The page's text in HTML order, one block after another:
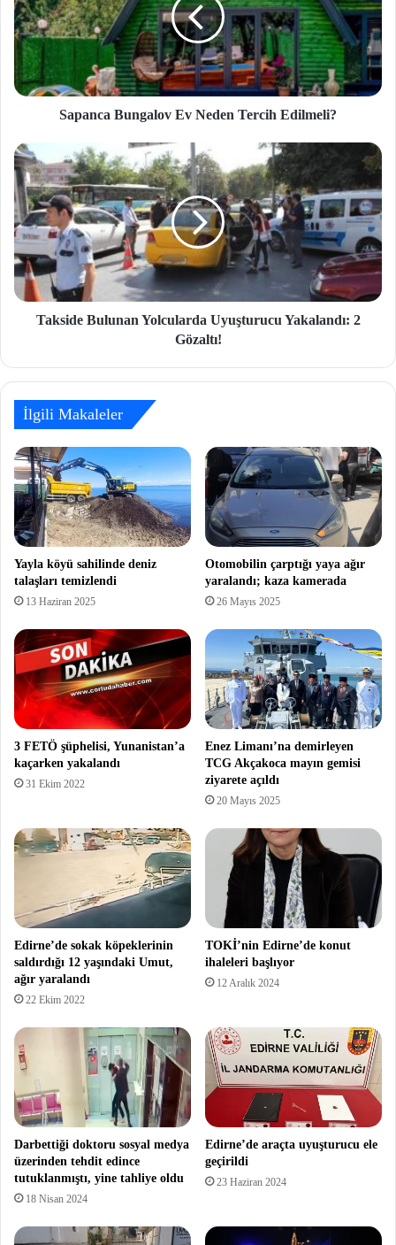
Sapanca Bungalov Ev Neden Tercih Edilmeli?
Takside Bulunan Yolcularda Uyuşturucu Yakalandı: 2
Gözaltı!
İlgili Makaleler
Yayla köyü sahilinde deniz
talaşları temizlendi
13 Haziran 2025
Otomobilin çarptığı yaya ağır
yaralandı; kaza kamerada
26 Mayıs 2025
3 FETÖ şüphelisi, Yunanistan’a
kaçarken yakalandı
31 Ekim 2022
Enez Limanı’na demirleyen
TCG Akçakoca mayın gemisi
ziyarete açıldı
20 Mayıs 2025
Edirne’de sokak köpeklerinin
saldırdığı 12 yaşındaki Umut,
ağır yaralandı
22 Ekim 2022
TOKİ’nin Edirne’de konut
ihaleleri başlıyor
12 Aralık 2024
Darbettiği doktoru sosyal medya
üzerinden tehdit edince
tutuklanmıştı, yine tahliye oldu
18 Nisan 2024
Edirne’de araçta uyuşturucu ele
geçirildi
23 Haziran 2024